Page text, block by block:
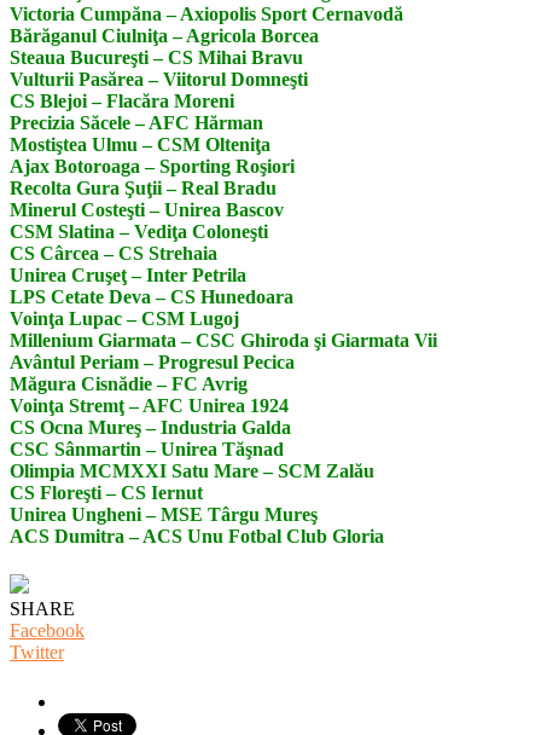
Victoria Cumpăna – Axiopolis Sport Cernavodă
Bărăganul Ciulniţa – Agricola Borcea
Steaua Bucureşti – CS Mihai Bravu
Vulturii Pasărea – Viitorul Domneşti
CS Blejoi – Flacăra Moreni
Precizia Săcele – AFC Hărman
Mostiştea Ulmu – CSM Olteniţa
Ajax Botoroaga – Sporting Roşiori
Recolta Gura Şuţii – Real Bradu
Minerul Costeşti – Unirea Bascov
CSM Slatina – Vediţa Coloneşti
CS Cârcea – CS Strehaia
Unirea Cruşeţ – Inter Petrila
LPS Cetate Deva – CS Hunedoara
Voinţa Lupac – CSM Lugoj
Millenium Giarmata – CSC Ghiroda şi Giarmata Vii
Avântul Periam – Progresul Pecica
Măgura Cisnădie – FC Avrig
Voinţa Stremţ – AFC Unirea 1924
CS Ocna Mureş – Industria Galda
CSC Sânmartin – Unirea Tăşnad
Olimpia MCMXXI Satu Mare – SCM Zalău
CS Floreşti – CS Iernut
Unirea Ungheni – MSE Târgu Mureş
ACS Dumitra – ACS Unu Fotbal Club Gloria
SHARE
Facebook
Twitter